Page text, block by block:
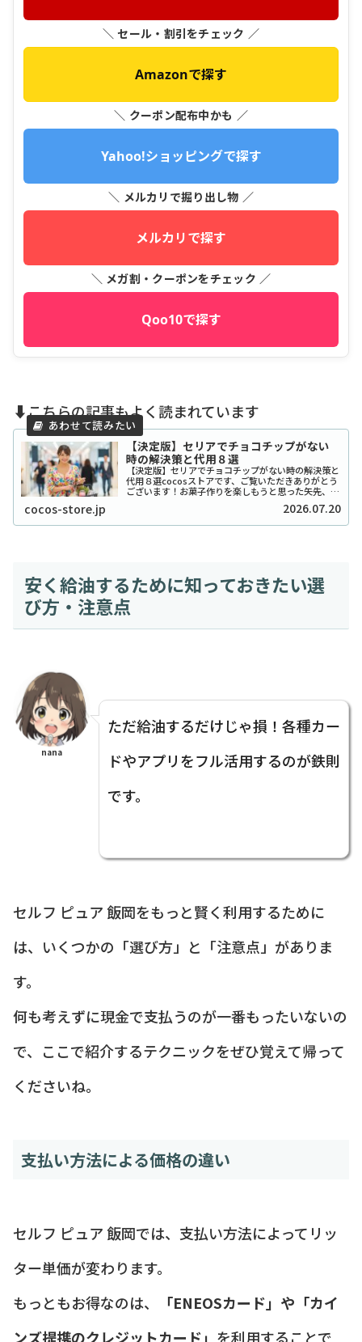
＼ セール・割引をチェック ／
Amazonで探す
＼ クーポン配布中かも ／
Yahoo!ショッピングで探す
＼ メルカリで掘り出し物 ／
メルカリで探す
＼ メガ割・クーポンをチェック ／
Qoo10で探す
⬇️こちらの記事もよく読まれています
【決定版】セリアでチョコチップがない
時の解決策と代用８選
【決定版】セリアでチョコチップがない時の解決策と
代用８選cocosストアです、ご覧いただきありがとう
ございます！お菓子作りを楽しもうと思った矢先、セ
リアでチョコチップが「ない！」と困ったことはあり
ませんか？実は私も、クッキーを焼こうとした日...
cocos-store.jp 2026.07.20
安く給油するために知っておきたい選
び方・注意点
nana
ただ給油するだけじゃ損！各種カー
ドやアプリをフル活用するのが鉄則
です。
セルフ ピュア 飯岡をもっと賢く利用するために
は、いくつかの「選び方」と「注意点」がありま
す。
何も考えずに現金で支払うのが一番もったいないの
で、ここで紹介するテクニックをぜひ覚えて帰って
くださいね。
支払い方法による価格の違い
セルフ ピュア 飯岡では、支払い方法によってリッ
ター単価が変わります。
もっともお得なのは、
「ENEOSカード」や「カイ
ンズ提携のクレジットカード」 を利用することで